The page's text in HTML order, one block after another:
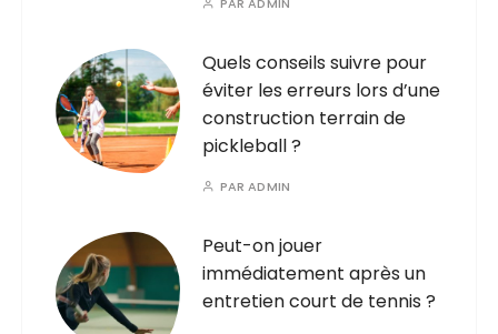
Quels conseils suivre pour
éviter les erreurs lors d’une
construction terrain de
pickleball ?
PARADMIN
Peut-on jouer
immédiatement après un
entretien court de tennis ?